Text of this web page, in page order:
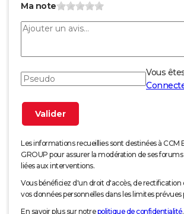
Ma note
Vous
Les informations recueillies sont destinées à CCM
GROUP pour assurer la modération de ses
liées aux interventions.
Vous bénéficiez d'un droit d'accès, de
vos données personnelles dans les limites prévues
En savoir plus sur notrepolitique de confidentialité.